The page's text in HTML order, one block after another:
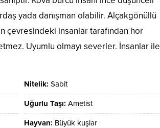
yada danışman olabilir. Alçakgönüllü
çevresindeki insanlar tarafından hor
Uyumlu olmayı severler. İnsanlar ile
Nitelik: Sabit
Uğurlu Taşı: Ametist
Hayvan: Büyük kuşlar